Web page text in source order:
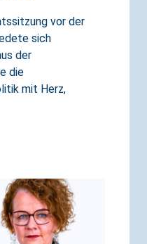
vor der
sich
der
die
mit Herz,